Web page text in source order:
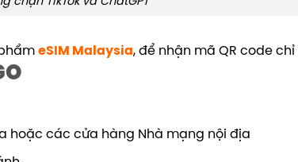
eSIM Malaysia, để nhận mã QR code
hoặc các cửa hàng Nhà mạng nội địa